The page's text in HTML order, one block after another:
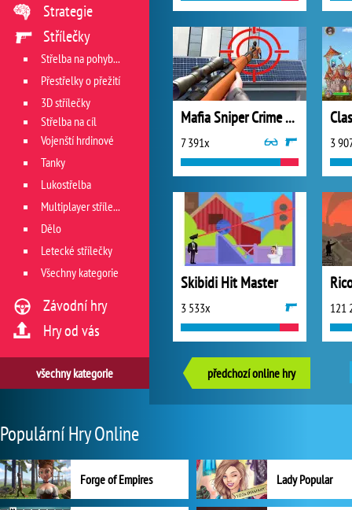
Mafia Sniper Crime Shooting
7 391x 3
Skibidi Hit Master
3 533x 121
předchozí online hry
Strategie
Střílečky
Střelba na pohyblivý cíl
Přestřelky o přežití
3D střílečky
Střelba na cíl
Vojenští hrdinové
Tanky
Lukostřelba
Multiplayer střílečky
Dělo
Letecké střílečky
Všechny kategorie
Závodní hry
Hry od vás
všechny kategorie
Populární Hry Online
Forge of Empires Lady Popular